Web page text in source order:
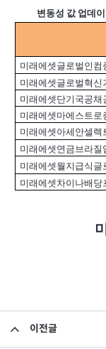
변동성 값 업데
미래에셋글로벌인
미래에셋글로벌혁신
미래에셋단기국공
미래에셋마에스트
미래에셋아세안셀렉
미래에셋연금브라
미래에셋월지급식
미래에셋차이나배
이전글